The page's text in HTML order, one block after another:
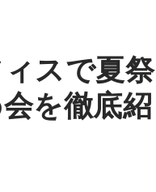
ィスで夏祭
を徹底紹